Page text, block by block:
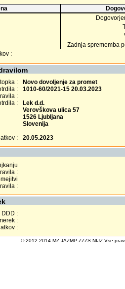
Zadnja sprememba
:
:
Novo dovoljenje za promet
:
1010-60/2021-15 20.03.2023
:
:
Lek d.d.
Verovškova ulica 57
1526 Ljubljana
Slovenija
:
20.05.2023
:
:
DDD :
:
:
© 2012-2014 MZ JAZMP ZZZS NIJZ Vse